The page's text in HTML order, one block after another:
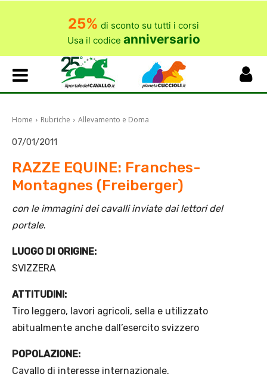
25% di sconto su tutti i corsi
Usa il codice anniversario
Home Rubriche Allevamento e Doma
07/01/2011
RAZZE EQUINE: Franches-
Montagnes (Freiberger)
con le immagini dei cavalli inviate dai lettori del
portale.
LUOGO DI ORIGINE:
SVIZZERA
ATTITUDINI:
Tiro leggero, lavori agricoli, sella e utilizzato
abitualmente anche dall’esercito svizzero
POPOLAZIONE:
Cavallo di interesse internazionale.